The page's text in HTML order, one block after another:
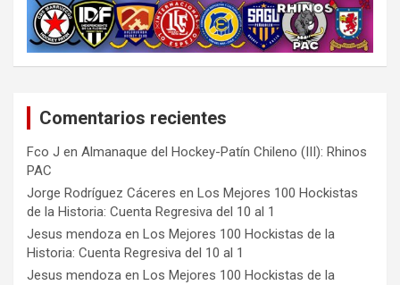
Comentarios recientes
Fco J en Almanaque del Hockey-Patín Chileno (III): Rhinos
PAC
Jorge Rodríguez Cáceres en Los Mejores 100 Hockistas
de la Historia: Cuenta Regresiva del 10 al 1
Jesus mendoza en Los Mejores 100 Hockistas de la
Historia: Cuenta Regresiva del 10 al 1
Jesus mendoza en Los Mejores 100 Hockistas de la